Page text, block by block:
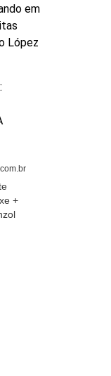
em
López
+